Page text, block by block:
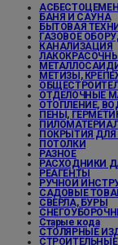
БАНЯ И САУНА
БЫТОВАЯ
ГАЗОВОЕ
КАНАЛИЗАЦИЯ
МЕТИЗЫ,
ОТДЕЛОЧНЫЕ
ОТОПЛЕНИЕ,
ПЕНЫ,
ПОКРЫТИЯ ДЛЯ
ПОТОЛКИ
РАЗНОЕ
РАСХОДНИКИ
РЕАГЕНТЫ
РУЧНОЙ
САДОВЫЕ
СВЕРЛА, БУРЫ
Старые кода
СТОЛЯРНЫЕ